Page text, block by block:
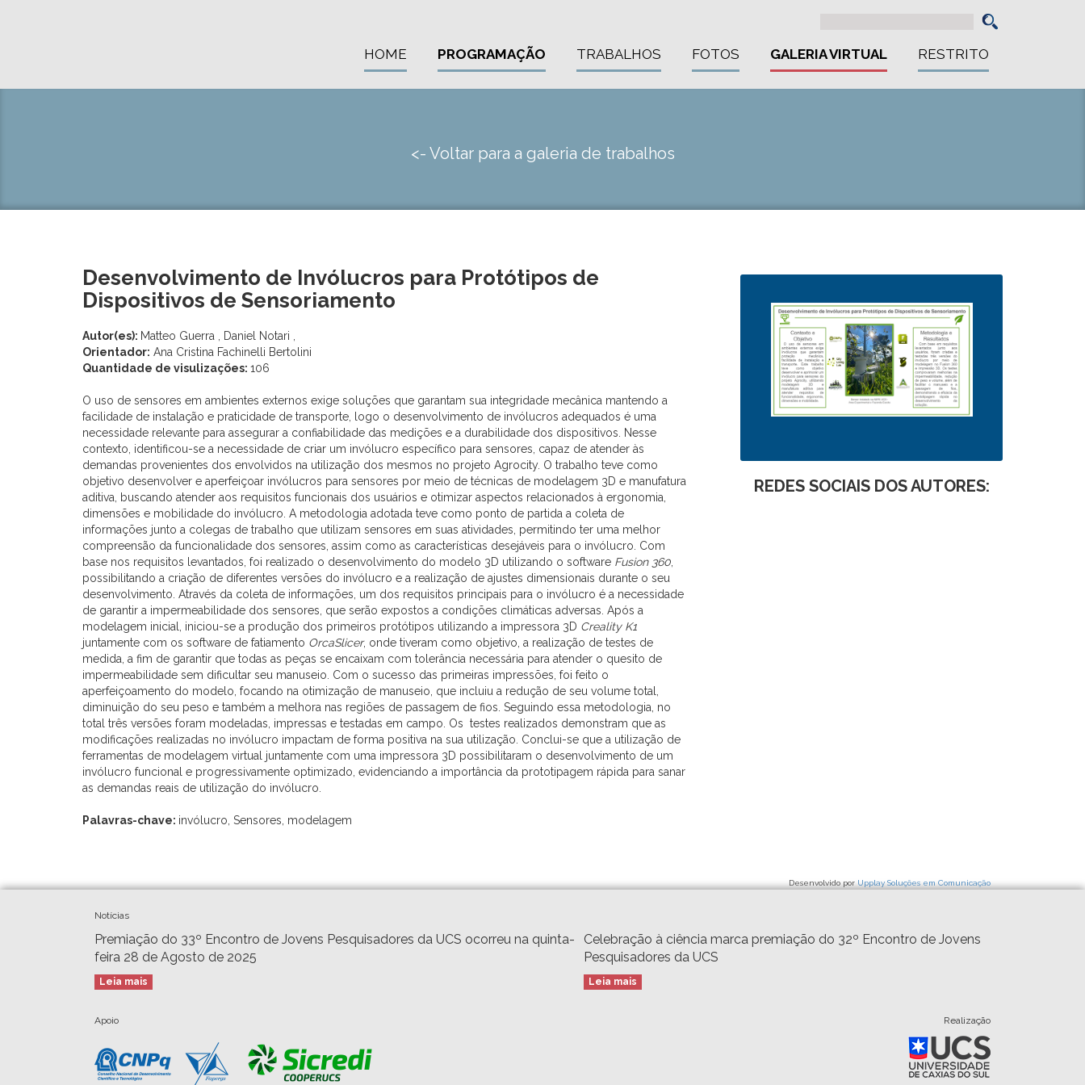
HOME PROGRAMAÇÃO TRABALHOS FOTOS GALERIA VIRTUAL RESTRITO
<- Voltar para a galeria de trabalhos
Desenvolvimento de Invólucros para Protótipos de
Dispositivos de Sensoriamento
Autor(es): Matteo Guerra , Daniel Notari ,
Orientador: Ana Cristina Fachinelli Bertolini
Quantidade de visulizações: 106
O uso de sensores em ambientes externos exige soluções que garantam sua integridade mecânica mantendo a
facilidade de instalação e praticidade de transporte, logo o desenvolvimento de invólucros adequados é uma
necessidade relevante para assegurar a confiabilidade das medições e a durabilidade dos dispositivos. Nesse
contexto, identificou-se a necessidade de criar um invólucro específico para sensores, capaz de atender às
demandas provenientes dos envolvidos na utilização dos mesmos no projeto Agrocity. O trabalho teve como
objetivo desenvolver e aperfeiçoar invólucros para sensores por meio de técnicas de modelagem 3D e manufatura
aditiva, buscando atender aos requisitos funcionais dos usuários e otimizar aspectos relacionados à ergonomia,
dimensões e mobilidade do invólucro. A metodologia adotada teve como ponto de partida a coleta de
informações junto a colegas de trabalho que utilizam sensores em suas atividades, permitindo ter uma melhor
compreensão da funcionalidade dos sensores, assim como as características desejáveis para o invólucro. Com
base nos requisitos levantados, foi realizado o desenvolvimento do modelo 3D utilizando o software Fusion 360
possibilitando a criação de diferentes versões do invólucro e a realização de ajustes dimensionais durante o seu
desenvolvimento. Através da coleta de informações, um dos requisitos principais para o invólucro é a necessidade
de garantir a impermeabilidade dos sensores, que serão expostos a condições climáticas adversas. Após a
modelagem inicial, iniciou-se a produção dos primeiros protótipos utilizando a impressora 3D Creality K1
juntamente com os software de fatiamento OrcaSlicer, onde tiveram como objetivo, a realização de testes de
medida, a fim de garantir que todas as peças se encaixam com tolerância necessária para atender o quesito de
impermeabilidade sem dificultar seu manuseio. Com o sucesso das primeiras impressões, foi feito o
aperfeiçoamento do modelo, focando na otimização de manuseio, que incluiu a redução de seu volume total,
diminuição do seu peso e também a melhora nas regiões de passagem de fios. Seguindo essa metodologia, no
total três versões foram modeladas, impressas e testadas em campo. Os testes realizados demonstram que as
modificações realizadas no invólucro impactam de forma positiva na sua utilização. Conclui-se que a utilização de
ferramentas de modelagem virtual juntamente com uma impressora 3D possibilitaram o desenvolvimento de um
invólucro funcional e progressivamente optimizado, evidenciando a importância da prototipagem rápida para sanar
as demandas reais de utilização do invólucro.
Palavras-chave: invólucro, Sensores, modelagem
REDES SOCIAIS DOS AUTORES:
Desenvolvido por Upplay Soluções em Comunicação
Notícias
Premiação do 33º Encontro de Jovens Pesquisadores da UCS ocorreu na quinta-
feira 28 de Agosto de 2025
Leia mais
Celebração à ciência marca premiação do 32º Encontro de Jovens
Pesquisadores da UCS
Leia mais
Apoio Realização